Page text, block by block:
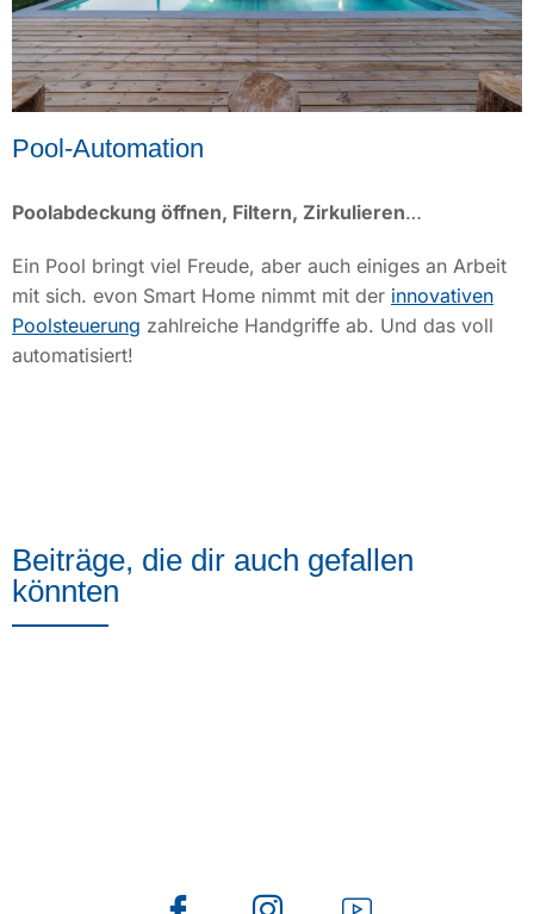
Pool-Automation
Poolabdeckung öffnen, Filtern, Zirkulieren…
Ein Pool bringt viel Freude, aber auch einiges an Arbeit
mit sich. evon Smart Home nimmt mit der innovativen
Poolsteuerung zahlreiche Handgriffe ab. Und das voll
automatisiert!
Beiträge, die dir auch gefallen
könnten